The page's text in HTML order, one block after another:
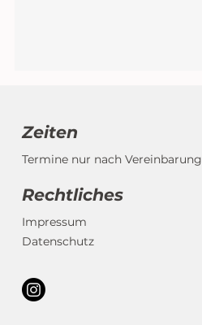
Zeiten
Termine nur nach Vereinbarung
Rechtliches
Impressum
Datenschutz